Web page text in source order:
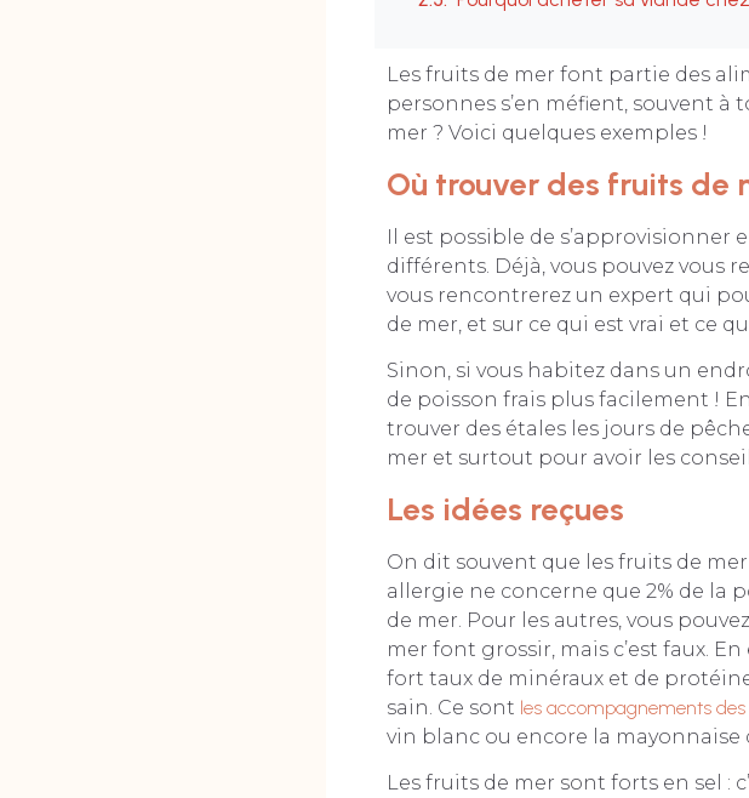
Les fruits de mer font partie des
personnes s’en méfient, souvent à
mer ? Voici quelques exemples !
Où trouver des fruits de
Il est possible de
différents. Déjà, vous pouvez vous
vous rencontrerez un expert qui
de mer, et sur ce qui est vrai et ce
Sinon, si vous habitez dans un
de poisson frais plus facilement !
trouver des étales les jours de
mer et surtout pour avoir les
Les idées reçues
On dit souvent que les fruits de
allergie ne concerne que 2% de la
de mer. Pour les autres, vous
mer font grossir, mais c’est faux.
fort taux de minéraux et de
sain. Ce sont les accompagnements
vin blanc ou encore la mayonnaise
Les fruits de mer sont forts en sel :